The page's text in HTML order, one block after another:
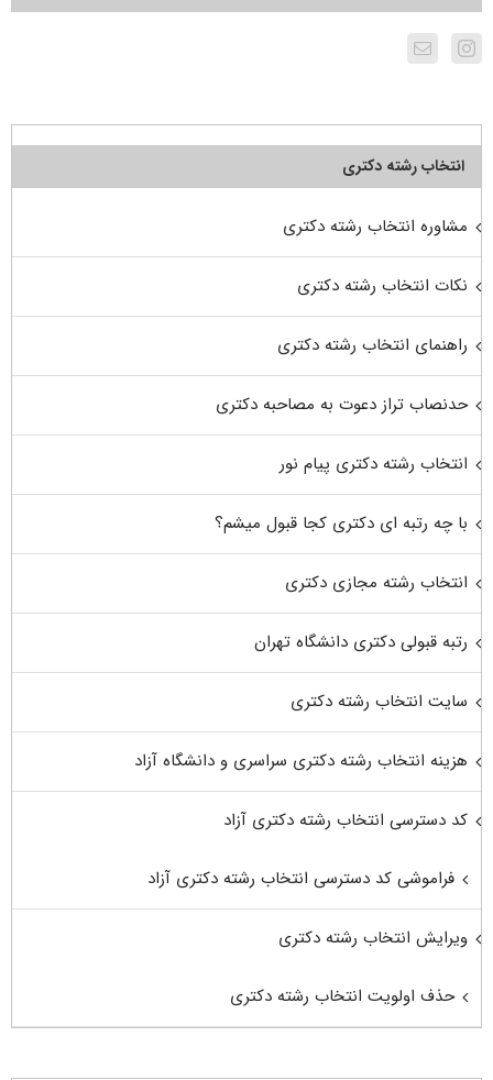
انتخاب رشته دکتری
مشاوره انتخاب رشته دکتری
نکات انتخاب رشته دکتری
راهنمای انتخاب رشته دکتری
حدنصاب تراز دعوت به مصاحبه دکتری
انتخاب رشته دکتری پیام نور
با چه رتبه ای دکتری کجا قبول میشم؟
انتخاب رشته مجازی دکتری
رتبه قبولی دکتری دانشگاه تهران
سایت انتخاب رشته دکتری
هزینه انتخاب رشته دکتری سراسری و دانشگاه آزاد
کد دسترسی انتخاب رشته دکتری آزاد
فراموشی کد دسترسی انتخاب رشته دکتری آزاد
ویرایش انتخاب رشته دکتری
حذف اولویت انتخاب رشته دکتری